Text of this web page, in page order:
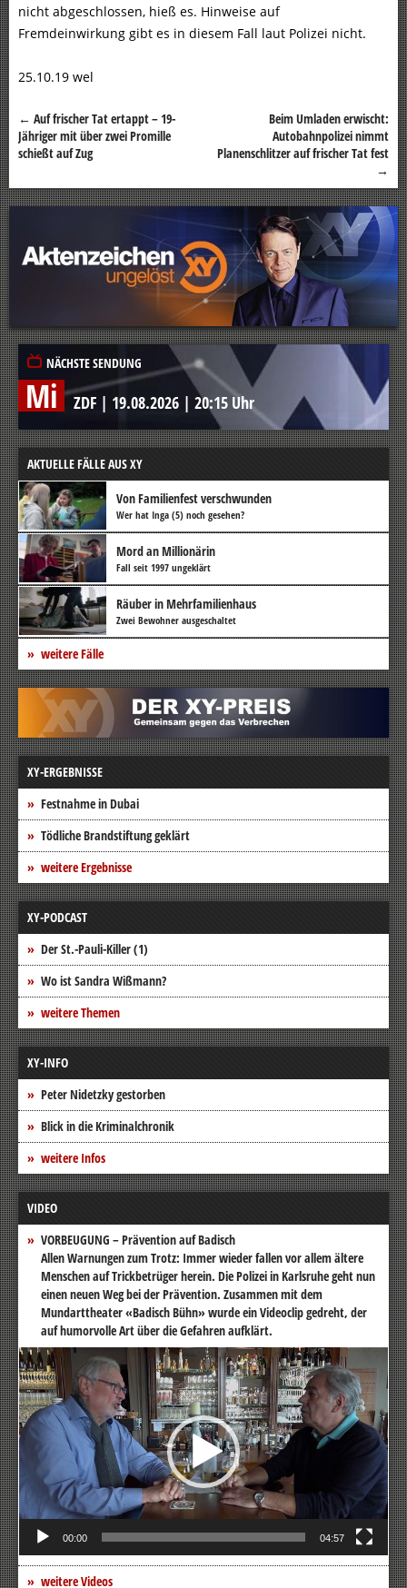
nicht abgeschlossen, hieß es. Hinweise auf
Fremdeinwirkung gibt es in diesem Fall laut Polizei nicht.
25.10.19 wel
Beitragsnavigation
← Auf frischer Tat ertappt – 19-
Jähriger mit über zwei Promille
schießt auf Zug
Beim Umladen erwischt:
Autobahnpolizei nimmt
Planenschlitzer auf frischer Tat fest
→
NÄCHSTE SENDUNG
Mi ZDF | 19.08.2026 | 20:15 Uhr
AKTUELLE FÄLLE AUS XY
Von Familienfest verschwunden
Wer hat Inga (5) noch gesehen?
Mord an Millionärin
Fall seit 1997 ungeklärt
Räuber in Mehrfamilienhaus
Zwei Bewohner ausgeschaltet
weitere Fälle
XY-ERGEBNISSE
Festnahme in Dubai
Tödliche Brandstiftung geklärt
weitere Ergebnisse
XY-PODCAST
Der St.-Pauli-Killer (1)
Wo ist Sandra Wißmann?
weitere Themen
XY-INFO
Peter Nidetzky gestorben
Blick in die Kriminalchronik
weitere Infos
VIDEO
VORBEUGUNG – Prävention auf Badisch
Allen Warnungen zum Trotz: Immer wieder fallen vor allem ältere
Menschen auf Trickbetrüger herein. Die Polizei in Karlsruhe geht nun
einen neuen Weg bei der Prävention. Zusammen mit dem
Mundarttheater «Badisch Bühn» wurde ein Videoclip gedreht, der
auf humorvolle Art über die Gefahren aufklärt.
Video-
Player
00:00 04:57
weitere Videos